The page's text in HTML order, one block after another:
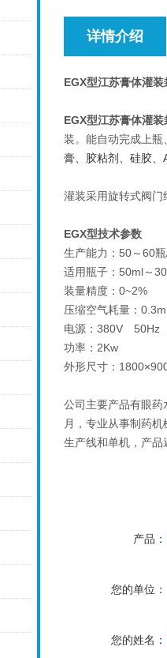
详情介绍
EGX型江苏膏体灌装
EGX型江苏膏体灌装
装。能自动完成上
膏、胶粘剂、硅胶、
灌装采用旋转式阀门
EGX
生产能力：50～60
适用瓶子：50ml～
装量精度：0~2%
压缩空气耗量：
电源：380V 50Hz
功率：2Kw
外形尺寸：
公司主要产品有眼
月，专业从事制药
生产线和单机，产品
产品：
您的单位：
您的姓名：